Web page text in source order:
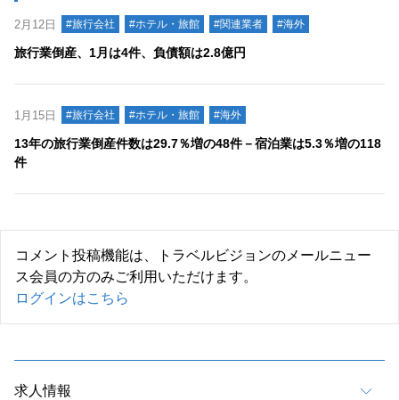
2月12日 #旅行会社 #ホテル・旅館 #関連業者 #海外
旅行業倒産、1月は4件、負債額は2.8億円
1月15日 #旅行会社 #ホテル・旅館 #海外
13年の旅行業倒産件数は29.7％増の48件－宿泊業は5.3％増の118
件
コメント投稿機能は、トラベルビジョンのメールニュー
ス会員の方のみご利用いただけます。
ログインはこちら
求人情報